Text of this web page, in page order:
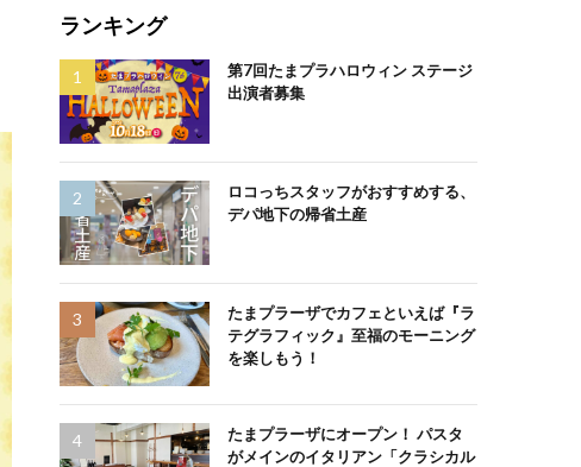
ランキング
第7回たまプラハロウィン ステージ
出演者募集
ロコっちスタッフがおすすめする、
デパ地下の帰省土産
たまプラーザでカフェといえば『ラ
テグラフィック』至福のモーニング
を楽しもう！
たまプラーザにオープン！ パスタ
がメインのイタリアン「クラシカル